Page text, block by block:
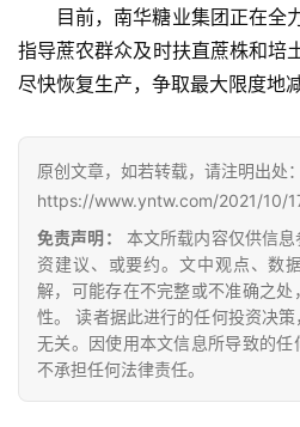
报
价
专
题
地
区
频
目前，南华糖业集团正在全
指导蔗农群众及时扶直蔗株和培
尽快恢复生产，争取最大限度地
原创文章，如若转载，请注明出处：
https://www.yntw.com/2021/10/
免责声明：
本文所载内容仅供信
资建议、或要约。文中观点、数
解，可能存在不完整或不准确之
性。 读者据此进行的任何投资决
无关。因使用本文信息所导致的
不承担任何法律责任。